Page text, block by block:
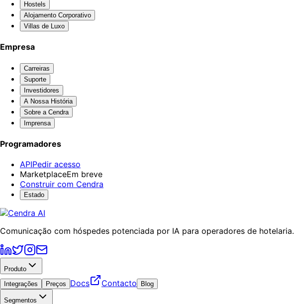
Hostels
Alojamento Corporativo
Villas de Luxo
Empresa
Carreiras
Suporte
Investidores
A Nossa História
Sobre a Cendra
Imprensa
Programadores
APIPedir acesso
MarketplaceEm breve
Construir com Cendra
Estado
Comunicação com hóspedes potenciada por IA para operadores de hotelaria.
Produto
Integrações
Preços Docs Contacto Blog
Segmentos